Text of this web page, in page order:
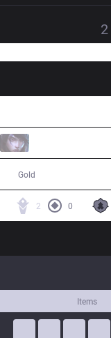
2
Gold
2 0
Items